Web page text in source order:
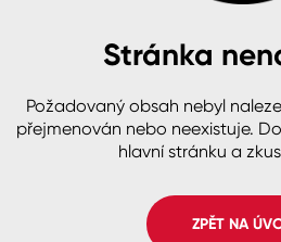
B2B +420 800
Česko
Slovensko
Plast, sklo, keramika
Stěny
Fasády
Spreje
Stránka
Požadovaný obsah nebyl
přejmenován nebo neexistuje.
hlavní stránku a
ZPĚT NA